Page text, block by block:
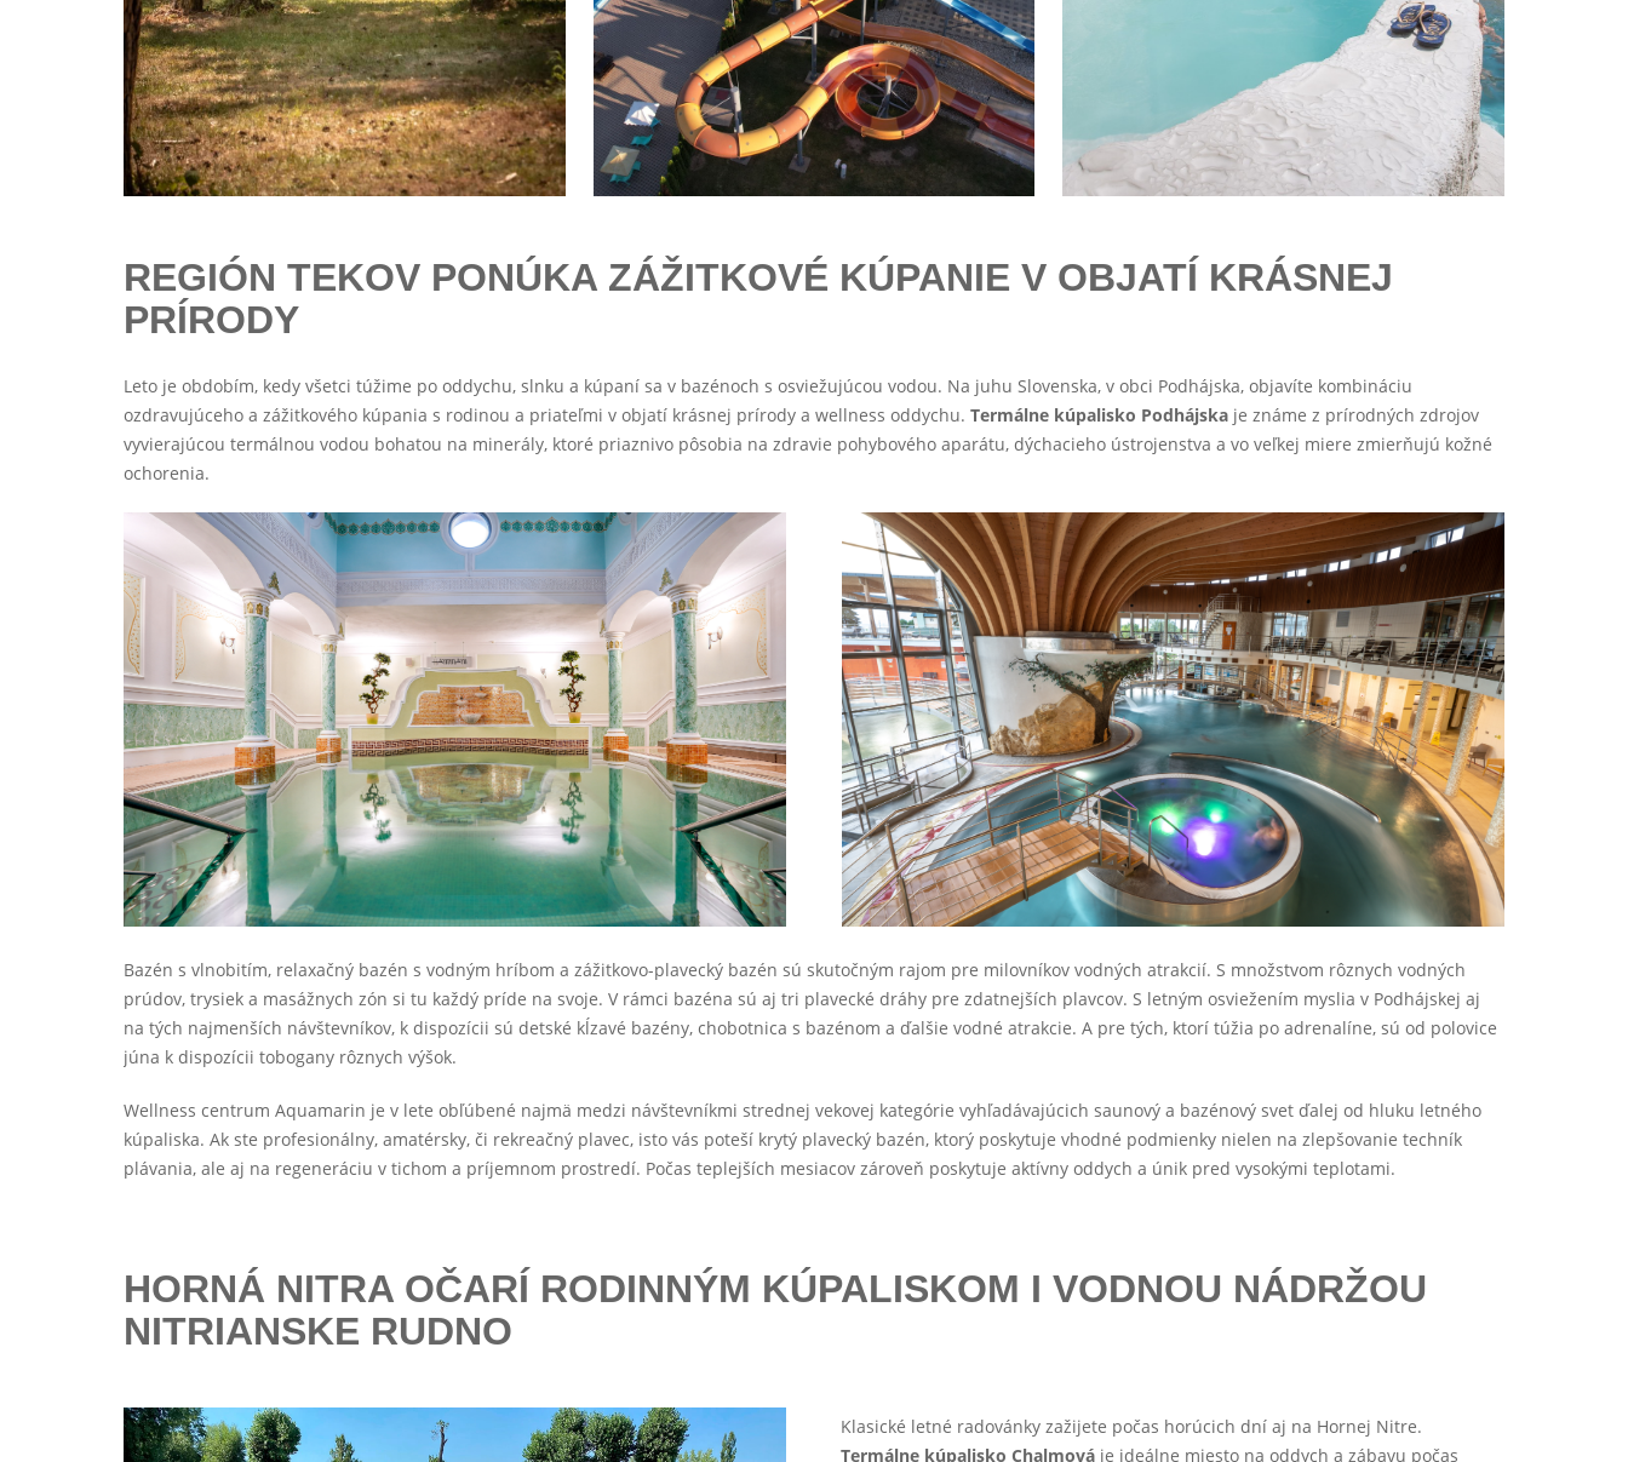
REGIÓN TEKOV PONÚKA ZÁŽITKOVÉ KÚPANIE V OBJATÍ KRÁSNEJ
PRÍRODY
Leto je obdobím, kedy všetci túžime po oddychu, slnku a kúpaní sa v bazénoch s osviežujúcou vodou. Na juhu Slovenska, v obci Podhájska, objavíte kombináciu
ozdravujúceho a zážitkového kúpania s rodinou a priateľmi v objatí krásnej prírody a wellness oddychu. Termálne kúpalisko Podhájska je známe z prírodných zdrojov
vyvierajúcou termálnou vodou bohatou na minerály, ktoré priaznivo pôsobia na zdravie pohybového aparátu, dýchacieho ústrojenstva a vo veľkej miere zmierňujú kožné
ochorenia.
Bazén s vlnobitím, relaxačný bazén s vodným hríbom a zážitkovo-plavecký bazén sú skutočným rajom pre milovníkov vodných atrakcií. S množstvom rôznych vodných
prúdov, trysiek a masážnych zón si tu každý príde na svoje. V rámci bazéna sú aj tri plavecké dráhy pre zdatnejších plavcov. S letným osviežením myslia v Podhájskej aj
na tých najmenších návštevníkov, k dispozícii sú detské kĺzavé bazény, chobotnica s bazénom a ďalšie vodné atrakcie. A pre tých, ktorí túžia po adrenalíne, sú od polovice
júna k dispozícii tobogany rôznych výšok.
Wellness centrum Aquamarin je v lete obľúbené najmä medzi návštevníkmi strednej vekovej kategórie vyhľadávajúcich saunový a bazénový svet ďalej od hluku letného
kúpaliska. Ak ste profesionálny, amatérsky, či rekreačný plavec, isto vás poteší krytý plavecký bazén, ktorý poskytuje vhodné podmienky nielen na zlepšovanie techník
plávania, ale aj na regeneráciu v tichom a príjemnom prostredí. Počas teplejších mesiacov zároveň poskytuje aktívny oddych a únik pred vysokými teplotami.
HORNÁ NITRA OČARÍ RODINNÝM KÚPALISKOM I VODNOU NÁDRŽOU
NITRIANSKE RUDNO
Klasické letné radovánky zažijete počas horúcich dní aj na Hornej Nitre.
Termálne kúpalisko Chalmová je ideálne miesto na oddych a zábavu počas